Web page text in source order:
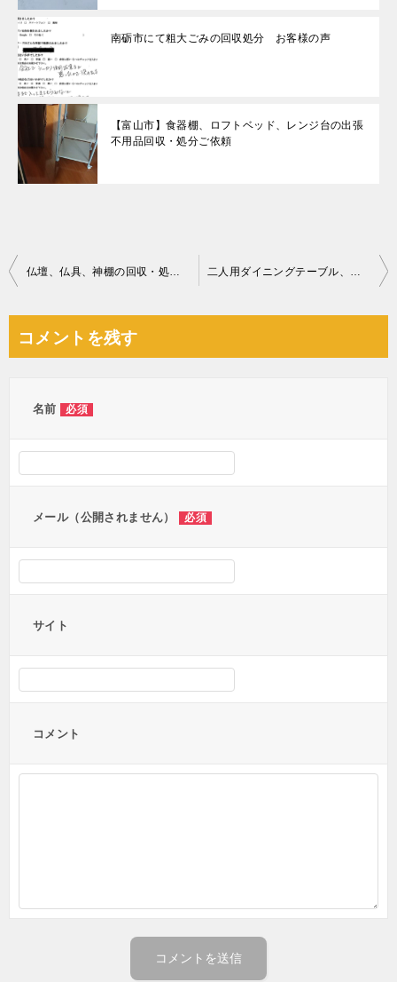
南砺市にて粗大ごみの回収処分 お客様の声
【富山市】食器棚、ロフトベッド、レンジ台の出張
不用品回収・処分ご依頼
投
ビ
仏壇、仏具、神棚の回収・処分ご依頼 お客様の声 二人用ダイニングテーブル、クイーンベッドマットレス、椅子等の回収
コメントを残す
名前 必須
メール（公開されません） 必須
サイト
コメント